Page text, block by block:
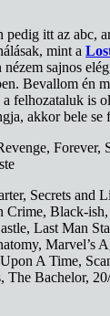
itt az abc,
mint a
sajnos
Bevallom én
felhozataluk is
akkor bele se
Forever,
Secrets and
Crime, Black-
Last Man
Marvel’s
A Time,
The Bachelor,